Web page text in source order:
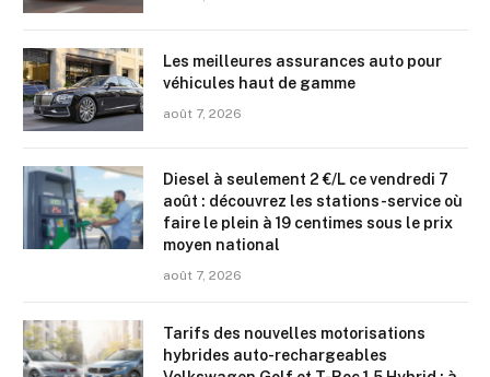
Les meilleures assurances auto pour
véhicules haut de gamme
août 7, 2026
Diesel à seulement 2 €/L ce vendredi 7
août : découvrez les stations-service où
faire le plein à 19 centimes sous le prix
moyen national
août 7, 2026
Tarifs des nouvelles motorisations
hybrides auto-rechargeables